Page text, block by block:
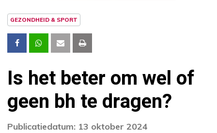
GEZONDHEID & SPORT
Is het beter om wel of
geen bh te dragen?
Publicatiedatum: 13 oktober 2024